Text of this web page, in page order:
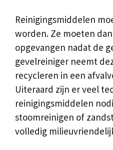
Reinigingsmiddelen
worden. Ze moeten
opgevangen nadat de
gevelreiniger neemt
recycleren in een
Uiteraard zijn er veel
reinigingsmiddelen
stoomreinigen of
volledig